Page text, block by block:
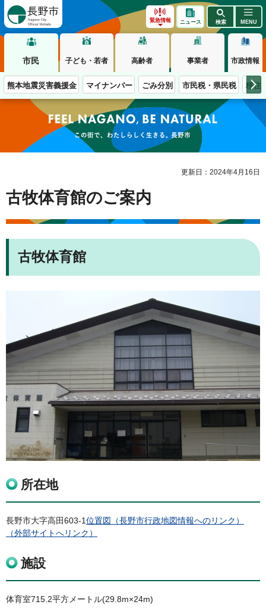
緊急情報 ニュース 検索 MENU
市民 子ども・若者 高齢者 事業者 市政情報
熊本地震災害義援金 マイナンバー ごみ分別 市民税・県民税 移住
この街で、わたしらしく生きる。長野市
更新日：2024年4月16日
古牧体育館のご案内
古牧体育館
所在地
長野市大字高田603-1位置図（長野市行政地図情報へのリンク）
（外部サイトへリンク）
施設
体育室715.2平方メートル(29.8m×24m)